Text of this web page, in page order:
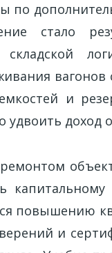
по
стало
складской
и
удвоить
повышению
и